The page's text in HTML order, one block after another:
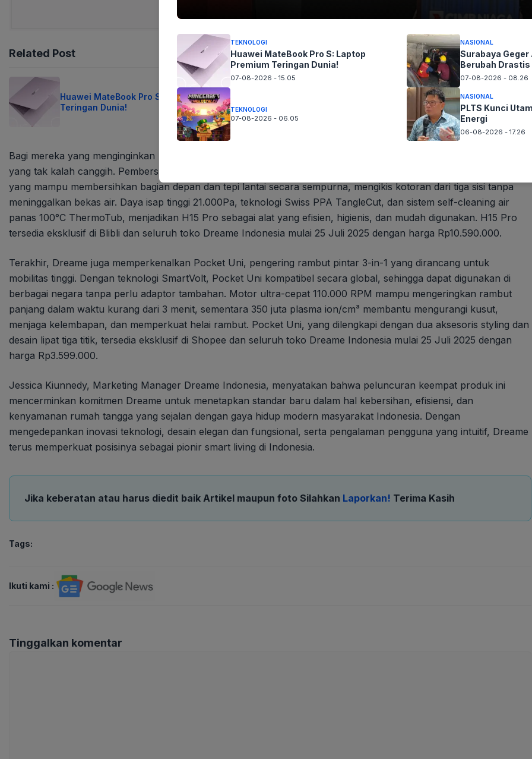
Related Post
Huawei MateBook Pro S: Laptop Premium
Teringan Dunia!
Bagi mereka yang menginginkan pembersihan lantai yang lebih menyeluruh, Dreame H15 Pro hadir sebagai solusi
yang tak kalah canggih. Pembersih lantai serbaguna ini dilengkapi dengan GapFree AI DescendReach Robotic Arm,
yang mampu membersihkan bagian depan dan tepi lantai secara sempurna, mengikis kotoran dari tiga sisi tanpa
meninggalkan bekas air. Daya isap tinggi 21.000Pa, teknologi Swiss PPA TangleCut, dan sistem self-cleaning air
panas 100°C ThermoTub, menjadikan H15 Pro sebagai alat yang efisien, higienis, dan mudah digunakan. H15 Pro
tersedia eksklusif di Blibli dan seluruh toko Dreame Indonesia mulai 25 Juli 2025 dengan harga Rp10.590.000.
Terakhir, Dreame juga memperkenalkan Pocket Uni, pengering rambut pintar 3-in-1 yang dirancang untuk
mobilitas tinggi. Dengan teknologi SmartVolt, Pocket Uni kompatibel secara global, sehingga dapat digunakan di
berbagai negara tanpa perlu adaptor tambahan. Motor ultra-cepat 110.000 RPM mampu mengeringkan rambut
panjang dalam waktu kurang dari 3 menit, sementara 350 juta plasma ion/cm³ membantu mengurangi kusut,
menjaga kelembapan, dan memperkuat helai rambut. Pocket Uni, yang dilengkapi dengan dua aksesoris styling dan
desain lipat tiga titik, tersedia eksklusif di Shopee dan seluruh toko Dreame Indonesia mulai 25 Juli 2025 dengan
harga Rp3.599.000.
Jessica Kiunnedy, Marketing Manager Dreame Indonesia, menyatakan bahwa peluncuran keempat produk ini
mencerminkan komitmen Dreame untuk menetapkan standar baru dalam hal kebersihan, efisiensi, dan
kenyamanan rumah tangga yang sejalan dengan gaya hidup modern masyarakat Indonesia. Dengan
mengedepankan inovasi teknologi, desain elegan dan fungsional, serta pengalaman pengguna yang intuitif, Dreame
terus memperkuat posisinya sebagai pionir smart living di Indonesia.
Jika keberatan atau harus diedit baik Artikel maupun foto Silahkan Laporkan! Terima Kasih
Tags:
Ikuti kami :
Tinggalkan komentar
TEKNOLOGI
Huawei MateBook Pro S: Laptop
Premium Teringan Dunia!
07-08-2026 - 15.05
NASIONAL
Surabaya
Berubah Drastis
07-08-2026 - 08.26
TEKNOLOGI
07-08-2026 - 06.05
NASIONAL
PLTS Kunci
Energi
06-08-2026 - 17.26